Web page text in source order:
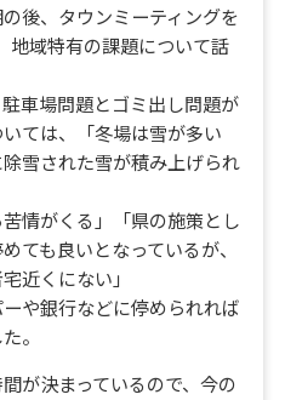
後、タウンミーティングを
地域特有の課題について話
車場問題とゴミ出し問題が
ては、「冬場は雪が多い
雪された雪が積み上げられ
情がくる」「県の施策とし
ても良いとなっているが、
近くにない」
や銀行などに停められれば
。
が決まっているので、今の